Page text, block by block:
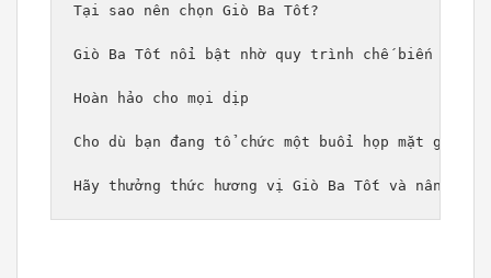
Tại sao nên chọn Giò Ba Tốt?
Giò Ba Tốt nổi bật nhờ quy trình chế biến tỉ mỉ.
Hoàn hảo cho mọi dịp
Cho dù bạn đang tổ chức một buổi họp mặt gia
Hãy thưởng thức hương vị Giò Ba Tốt và nâng